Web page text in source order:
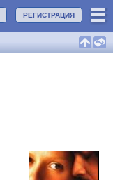
РЕГИСТРАЦИЯ